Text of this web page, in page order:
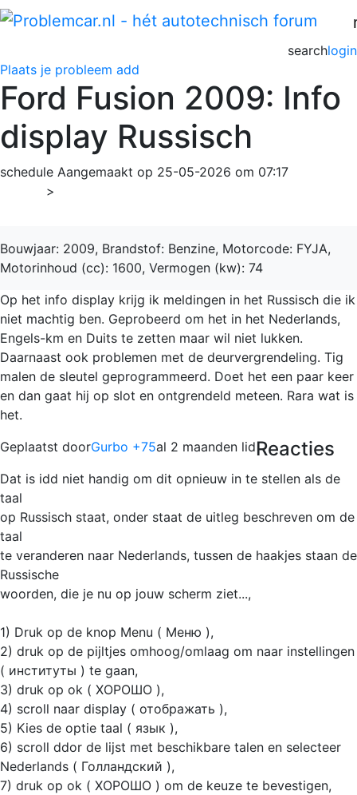
login
search
Plaats je probleem add
Ford Fusion 2009: Info
display Russisch
schedule Aangemaakt op 25-05-2026 om 07:17
>
Bouwjaar: 2009, Brandstof: Benzine, Motorcode: FYJA,
Motorinhoud (cc): 1600, Vermogen (kw): 74
Op het info display krijg ik meldingen in het Russisch die ik
niet machtig ben. Geprobeerd om het in het Nederlands,
Engels-km en Duits te zetten maar wil niet lukken.
Daarnaast ook problemen met de deurvergrendeling. Tig
malen de sleutel geprogrammeerd. Doet het een paar keer
en dan gaat hij op slot en ontgrendeld meteen. Rara wat is
het.
Geplaatst doorGurbo +75al 2 maanden lidReacties
Dat is idd niet handig om dit opnieuw in te stellen als de
taal
op Russisch staat, onder staat de uitleg beschreven om de
taal
te veranderen naar Nederlands, tussen de haakjes staan de
Russische
woorden, die je nu op jouw scherm ziet...,
1) Druk op de knop Menu ( Меню ),
2) druk op de pijltjes omhoog/omlaag om naar instellingen
( институты ) te gaan,
3) druk op ok ( ХОРОШО ),
4) scroll naar display ( отображать ),
5) Kies de optie taal ( язык ),
6) scroll ddor de lijst met beschikbare talen en selecteer
Nederlands ( Голландский ),
7) druk op ok ( ХОРОШО ) om de keuze te bevestigen,